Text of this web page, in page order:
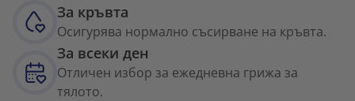
За кръвта
Осигурява нормално съсирване на кръвта.
За всеки ден
Отличен избор за ежедневна грижа за
тялото.